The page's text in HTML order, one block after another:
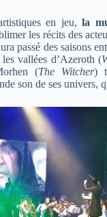
en jeu, la
les récits des
passé des saisons
vallées d’Azeroth (
(The Witcher)
son de ses univers,